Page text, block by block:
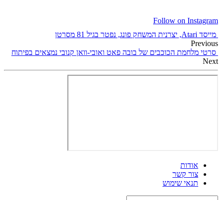
Follow on Instagram
מייסד Atari, יצרנית המשחק פונג, נפטר בגיל 81 מסרטן
Previous
סרטי מלחמת הכוכבים של בובה פאט ואובי-וואן קנובי נמצאים בפיתוח
Next
אודות
צור קשר
תנאי שימוש